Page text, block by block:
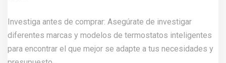
Investiga antes de comprar: Asegúrate de investigar
diferentes marcas y modelos de termostatos inteligentes
para encontrar el que mejor se adapte a tus necesidades y